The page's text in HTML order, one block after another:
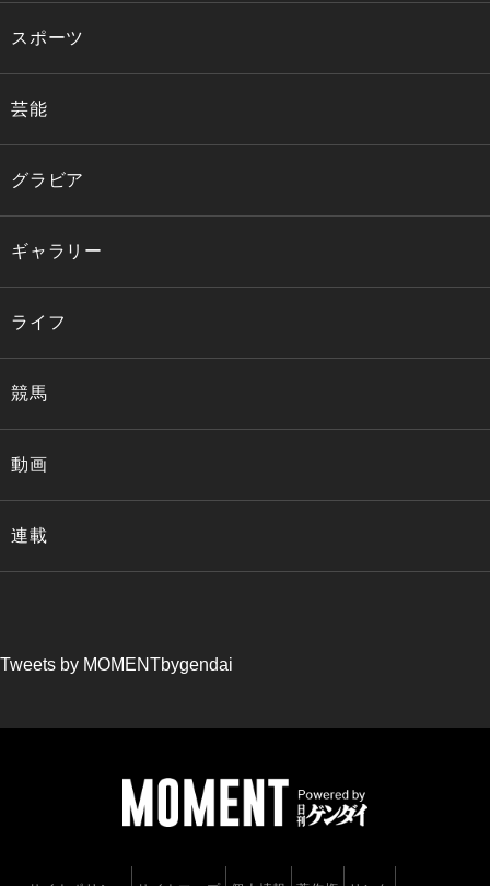
スポーツ
芸能
グラビア
ギャラリー
ライフ
競馬
動画
連載
Tweets by MOMENTbygendai